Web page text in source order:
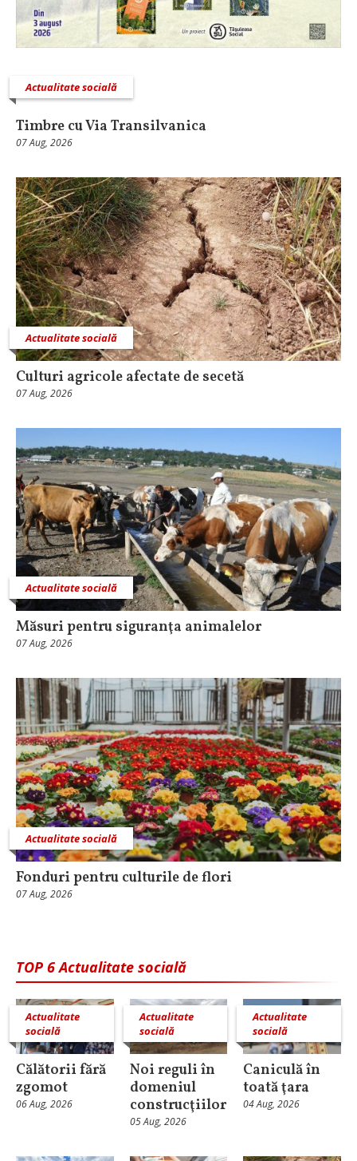
Actualitate socială
Timbre cu Via Transilvanica
07 Aug, 2026
Actualitate socială
Culturi agricole afectate de secetă
07 Aug, 2026
Actualitate socială
Măsuri pentru siguranţa animalelor
07 Aug, 2026
Actualitate socială
Fonduri pentru culturile de flori
07 Aug, 2026
TOP 6 Actualitate socială
Actualitate
socială
Călătorii fără
zgomot
06 Aug, 2026
Actualitate
socială
Noi reguli în
domeniul
construcţiilor
05 Aug, 2026
Actualitate
socială
Caniculă în
toată ţara
04 Aug, 2026